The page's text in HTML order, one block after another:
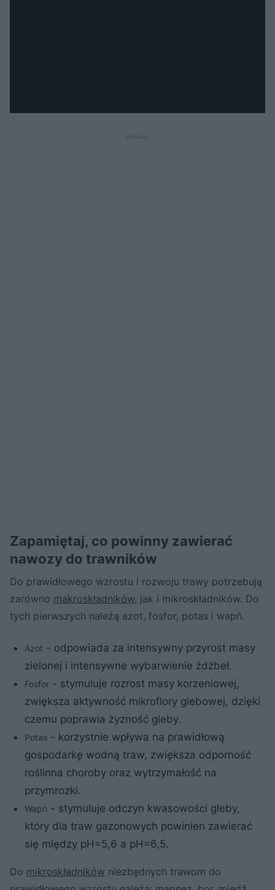
Zapamiętaj, co powinny zawierać
nawozy do trawników
Do prawidłowego wzrostu i rozwoju trawy potrzebują
zarówno makroskładników, jak i mikroskładników. Do
tych pierwszych należą azot, fosfor, potas i wapń.
Azot - odpowiada za intensywny przyrost masy
zielonej i intensywne wybarwienie źdźbeł.
Fosfor - stymuluje rozrost masy korzeniowej,
zwiększa aktywność mikroflory glebowej, dzięki
czemu poprawia żyzność gleby.
Potas - korzystnie wpływa na prawidłową
gospodarkę wodną traw, zwiększa odporność
roślinna choroby oraz wytrzymałość na
przymrozki.
Wapń - stymuluje odczyn kwasowości gleby,
który dla traw gazonowych powinien zawierać
się między pH=5,6 a pH=6,5.
Do mikroskładników niezbędnych trawom do